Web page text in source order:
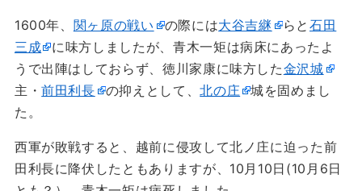
1600年、 関ヶ原の戦い の際には大谷吉継 らと石田
三成
に味方しましたが、青木一矩は病床にあったよ
うで出陣はしておらず、徳川家康に味方した金沢城
主・前田利長 の抑えとして、北の庄
城を固めまし
た。
西軍が敗戦すると、越前に侵攻して北ノ庄に迫った前
田利長に降伏したともありますが、10月10日(10月6日